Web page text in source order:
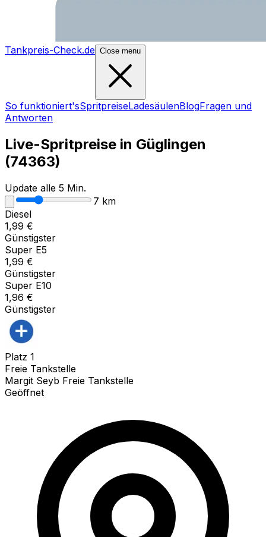
Tankpreis-Check.de Close menu
So funktioniert'sSpritpreiseLadesäulenBlogFragen und
Antworten
Live-Spritpreise in Güglingen
(74363)
Update alle 5 Min.
7 km
Diesel
1,99 €
Günstigster
Super E5
1,99 €
Günstigster
Super E10
1,96 €
Günstigster
Platz 1
Freie Tankstelle
Margit Seyb Freie Tankstelle
Geöffnet